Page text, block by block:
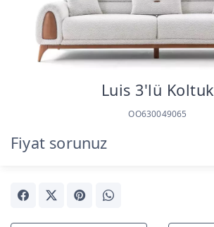
Luis 3'lü Koltuk
OO630049065
Fiyat sorunuz